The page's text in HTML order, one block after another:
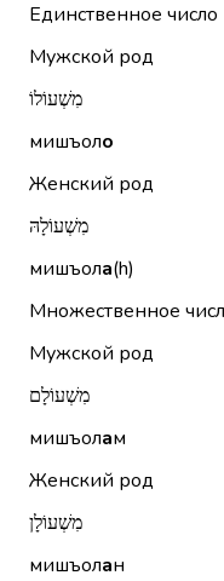
Единственное число
Мужской род
מִשְׁעוֹלוֹ
мишъоло
Женский род
מִשְׁעוֹלָהּ
мишъола(h)
Множественное
Мужской род
מִשְׁעוֹלָם
мишъолам
Женский род
מִשְׁעוֹלָן
мишъолан